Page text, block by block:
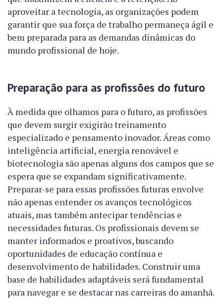
aproveitar a tecnologia, as organizações podem
garantir que sua força de trabalho permaneça ágil e
bem preparada para as demandas dinâmicas do
mundo profissional de hoje.
Preparação para as profissões do futuro
À medida que olhamos para o futuro, as profissões
que devem surgir exigirão treinamento
especializado e pensamento inovador. Áreas como
inteligência artificial, energia renovável e
biotecnologia são apenas alguns dos campos que se
espera que se expandam significativamente.
Preparar-se para essas profissões futuras envolve
não apenas entender os avanços tecnológicos
atuais, mas também antecipar tendências e
necessidades futuras. Os profissionais devem se
manter informados e proativos, buscando
oportunidades de educação contínua e
desenvolvimento de habilidades. Construir uma
base de habilidades adaptáveis será fundamental
para navegar e se destacar nas carreiras do amanhã.